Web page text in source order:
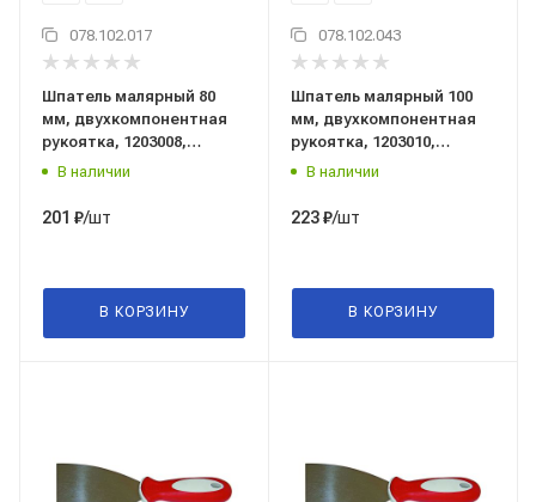
078.102.017
Шпатель малярный 80
мм, двухкомпонентная
рукоятка, 1203008,
PQtools (Пи Кью тулс),
В наличии
201 ₽/шт
В КОРЗИНУ
078.102.043
Шпатель малярный 100
мм, двухкомпонентная
рукоятка, 1203010,
PQtools (Пи Кью тулс),
В наличии
223₽/шт
В КОРЗИНУ